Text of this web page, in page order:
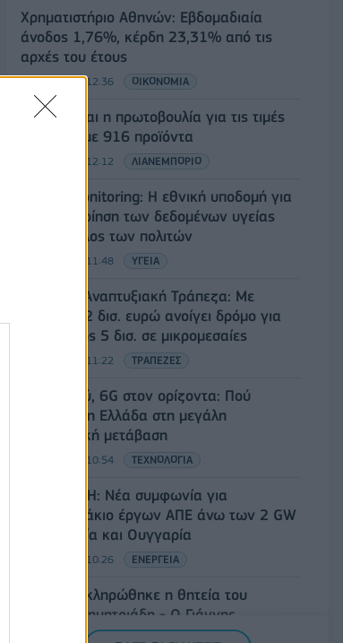
Χρηματιστήριο Αθηνών: Εβδομαδιαία
άνοδος 1,76%, κέρδη 23,31% από τις
αρχές του έτους
08/08/2026 - 12:36 ΟΙΚΟΝΟΜΙΑ
Διευρύνεται η πρωτοβουλία για τις τιμές
στο ράφι με 916 προϊόντα
08/08/2026 - 12:12 ΛΙΑΝΕΜΠΟΡΙΟ
Health Monitoring: Η εθνική υποδομή για
την αξιοποίηση των δεδομένων υγείας
προς όφελος των πολιτών
08/08/2026 - 11:48 ΥΓΕΙΑ
Ελληνική Αναπτυξιακή Τράπεζα: Με
«προίκα» 2 δισ. ευρώ ανοίγει δρόμο για
δάνεια έως 5 δισ. σε μικρομεσαίες
08/08/2026 - 11:22 ΤΡΑΠΕΖΕΣ
5G παντού, 6G στον ορίζοντα: Πού
βρίσκεται η Ελλάδα στη μεγάλη
τεχνολογική μετάβαση
08/08/2026 - 10:54 ΤΕΧΝΟΛΟΓΙΑ
Όμιλος ΔΕΗ: Νέα συμφωνία για
χαρτοφυλάκιο έργων ΑΠΕ άνω των 2 GW
σε Πολωνία και Ουγγαρία
08/08/2026 - 10:26 ΕΝΕΡΓΕΙΑ
ΣΚΑΪ: Ολοκληρώθηκε η θητεία του
Γρηγόρη Δημητριάδη - Ο Γιάννης
Αλαφούζος επιστρέφει στη θέση του CEO